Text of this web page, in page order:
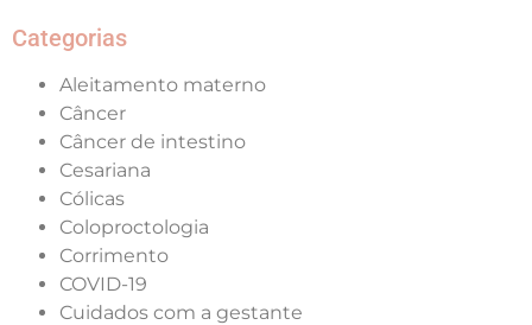
Categorias
Aleitamento materno
Câncer
Câncer de intestino
Cesariana
Cólicas
Coloproctologia
Corrimento
COVID-19
Cuidados com a gestante